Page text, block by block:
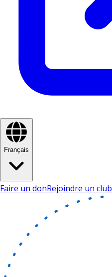
Français
Faire un donRejoindre un club